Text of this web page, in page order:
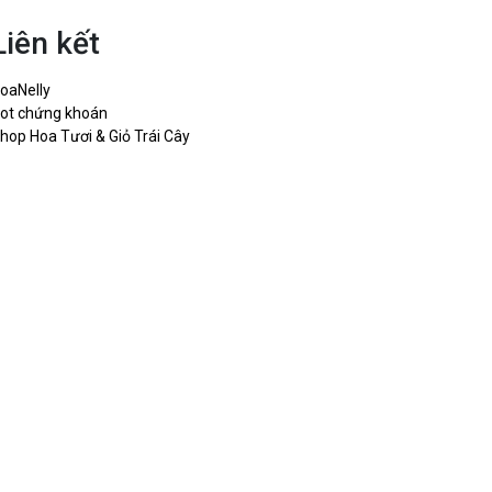
kết
chứng khoán
Hoa Tươi & Giỏ Trái Cây